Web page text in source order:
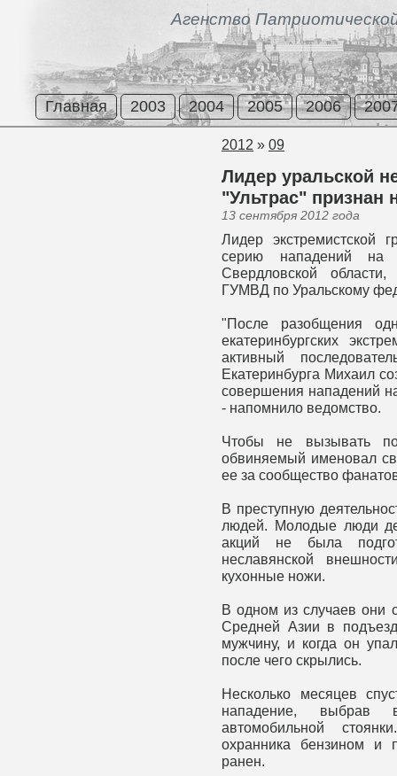
Агенство
Главная 2003 2004 2005 2006
2012 » 09
Лидер уральской
"Ультрас"
13 сентября 2012 года
Лидер экстремистской
серию нападений на
Свердловской
ГУМВД по Уральскому
"После разобщения
екатеринбургских
активный
Екатеринбурга Михаил
совершения нападений
- напомнило ведомство.
Чтобы не вызывать
обвиняемый именовал
ее за сообщество
В преступную
людей. Молодые люди
акций не была
неславянской
кухонные ножи.
В одном из случаев они
Средней Азии в
мужчину, и когда он
после чего скрылись.
Несколько месяцев
нападение, выбрав
автомобильной
охранника бензином и
ранен.